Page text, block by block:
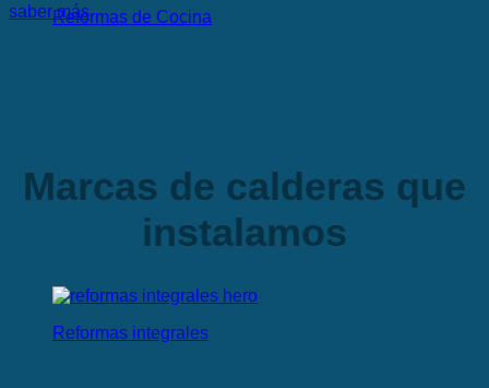
Reformas de Cocina
Reformas integrales
saber más
Marcas de calderas que
instalamos